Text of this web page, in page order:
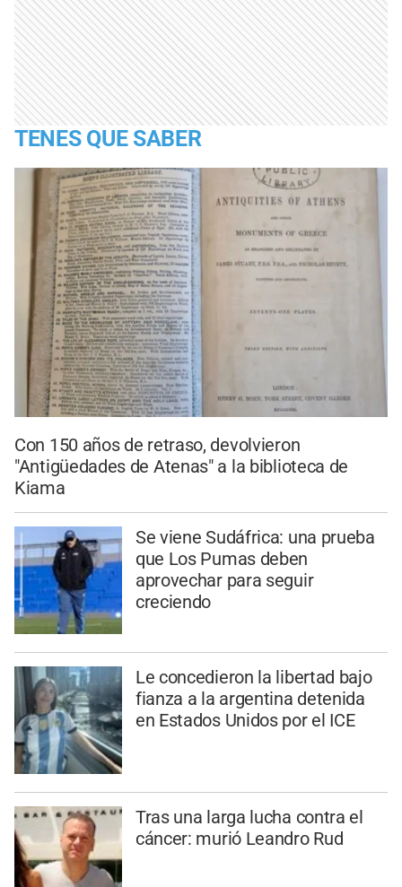
TENES QUE SABER
Con 150 años de retraso, devolvieron
"Antigüedades de Atenas" a la biblioteca de
Kiama
Se viene Sudáfrica: una prueba
que Los Pumas deben
aprovechar para seguir
creciendo
Le concedieron la libertad bajo
fianza a la argentina detenida
en Estados Unidos por el ICE
Tras una larga lucha contra el
cáncer: murió Leandro Rud